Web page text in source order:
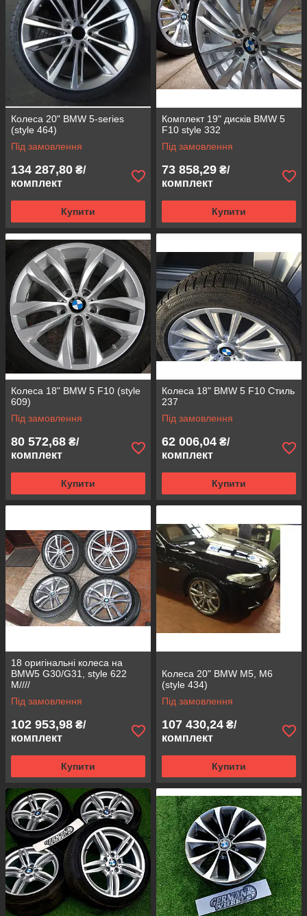
Колеса 20" BMW 5-series
(style 464)
Під замовлення
134 287,80 ₴/
комплект
Купити
Комплект 19" дисків BMW 5
F10 style 332
Під замовлення
73 858,29 ₴/
комплект
Купити
Колеса 18" BMW 5 F10 (style
609)
Під замовлення
80 572,68 ₴/
комплект
Купити
Колеса 18" BMW 5 F10 Стиль
237
Під замовлення
62 006,04 ₴/
комплект
Купити
18 оригінальні колеса на
BMW5 G30/G31, style 622
M////
Під замовлення
102 953,98 ₴/
комплект
Купити
Колеса 20" BMW M5, M6
(style 434)
Під замовлення
107 430,24 ₴/
комплект
Купити